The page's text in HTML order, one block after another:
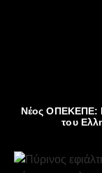
Νέος ΟΠΕΚΕΠΕ:
του